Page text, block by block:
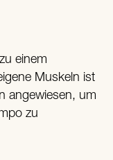
einem
Muskeln ist
angewiesen, um
zu